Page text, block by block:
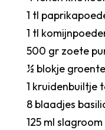
1 tl
1 tl
500 gr zoete
½ blokje
1 kruidenbuiltje
8 blaadjes
125 ml slagroom